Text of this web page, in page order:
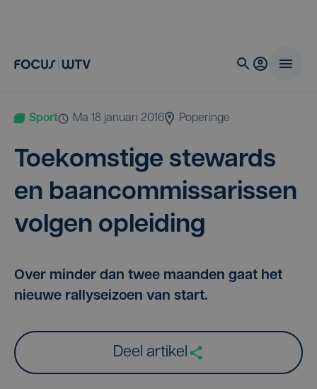
Sport ma 18 januari 2016 Poperinge
Toe­kom­sti­ge ste­wards
en baan­com­mis­sa­ris­sen
vol­gen opleiding
Over minder dan twee maanden gaat het
nieuwe rallyseizoen van start.
Deel artikel